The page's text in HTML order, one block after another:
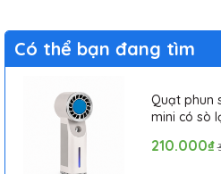
Có thể bạn đang tìm
Quạt phun
mini có sò
210.000₫